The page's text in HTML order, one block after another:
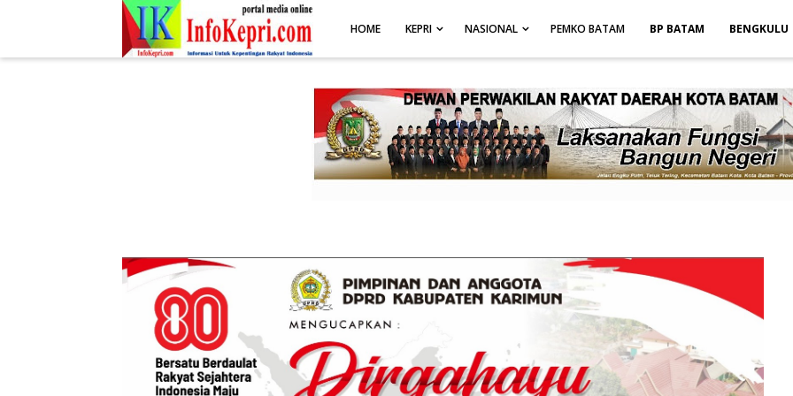
.post-body img { display: block; margin: 0 auto; max-width: 100%; height: auto; }
HOME KEPRI NASIONAL PEMKO BATAM BP BATAM BENGKULU